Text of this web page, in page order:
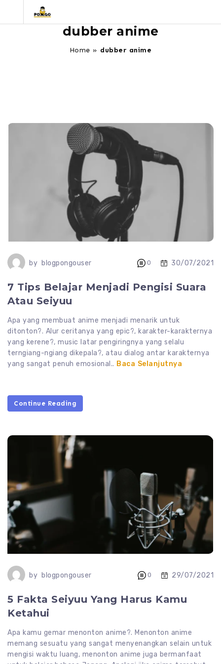
dubber anime
Home » dubber anime
by blogpongouser 0 30/07/2021
7 Tips Belajar Menjadi Pengisi Suara
Atau Seiyuu
Apa yang membuat anime menjadi menarik untuk
ditonton?. Alur ceritanya yang epic?, karakter-karakternya
yang kerene?, music latar pengiringnya yang selalu
terngiang-ngiang dikepala?, atau dialog antar karakternya
yang sangat penuh emosional.. Baca Selanjutnya
Continue Reading
by blogpongouser 0 29/07/2021
5 Fakta Seiyuu Yang Harus Kamu
Ketahui
Apa kamu gemar menonton anime?. Menonton anime
memang sesuatu yang sangat menyenangkan selain untuk
mengisi waktu luang, menonton anime juga bermanfaat